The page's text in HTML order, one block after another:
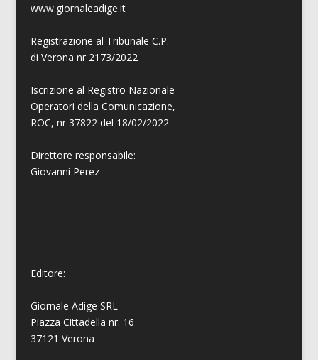
www.giornaleadige.it
Registrazione al Tribunale C.P.
di Verona nr 2173/2022
Iscrizione al Registro Nazionale
Operatori della Comunicazione,
ROC, nr 37822 del 18/02/2022
Direttore responsabile:
Giovanni Perez
Editore:
Giornale Adige SRL
Piazza Cittadella nr. 16
37121 Verona